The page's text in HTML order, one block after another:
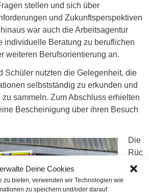
Deine Cookies
zu bieten, verwenden wir Technologien wie
zu speichern und/oder darauf
stellen und sich über
und Zukunftsperspektiven
war auch die Arbeitsagentur
individuelle Beratung zu beruflichen
weiteren Berufsorientierung an.
Schüler nutzten die Gelegenheit, die
selbstständig zu erkunden und
sammeln. Zum Abschluss erhielten
Bescheinigung über ihren Besuch
Die
Rüc
kmel